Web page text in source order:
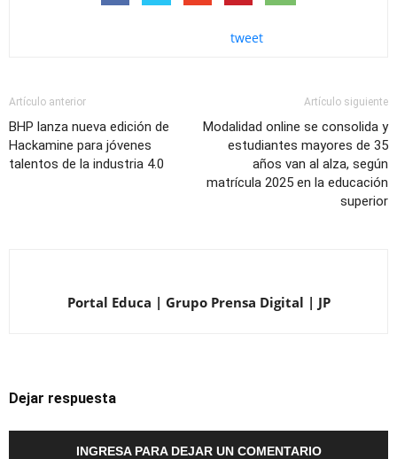
tweet
Artículo anterior
BHP lanza nueva edición de
Hackamine para jóvenes
talentos de la industria 4.0
Artículo siguiente
Modalidad online se consolida y
estudiantes mayores de 35
años van al alza, según
matrícula 2025 en la educación
superior
Portal Educa | Grupo Prensa Digital | JP
Dejar respuesta
INGRESA PARA DEJAR UN COMENTARIO